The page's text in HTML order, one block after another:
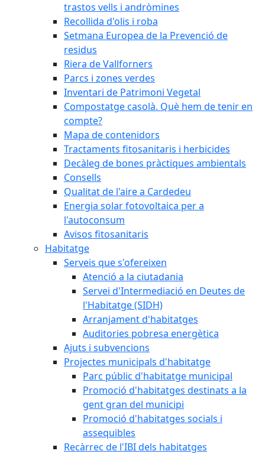
trastos vells i andròmines
Recollida d'olis i roba
Setmana Europea de la Prevenció de
residus
Riera de Vallforners
Parcs i zones verdes
Inventari de Patrimoni Vegetal
Compostatge casolà. Què hem de tenir en
compte?
Mapa de contenidors
Tractaments fitosanitaris i herbicides
Decàleg de bones pràctiques ambientals
Consells
Qualitat de l'aire a Cardedeu
Energia solar fotovoltaica per a
l'autoconsum
Avisos fitosanitaris
Habitatge
Serveis que s'ofereixen
Atenció a la ciutadania
Servei d'Intermediació en Deutes de
l'Habitatge (SIDH)
Arranjament d'habitatges
Auditories pobresa energètica
Ajuts i subvencions
Projectes municipals d'habitatge
Parc públic d'habitatge municipal
Promoció d'habitatges destinats a la
gent gran del municipi
Promoció d'habitatges socials i
assequibles
Recàrrec de l'IBI dels habitatges